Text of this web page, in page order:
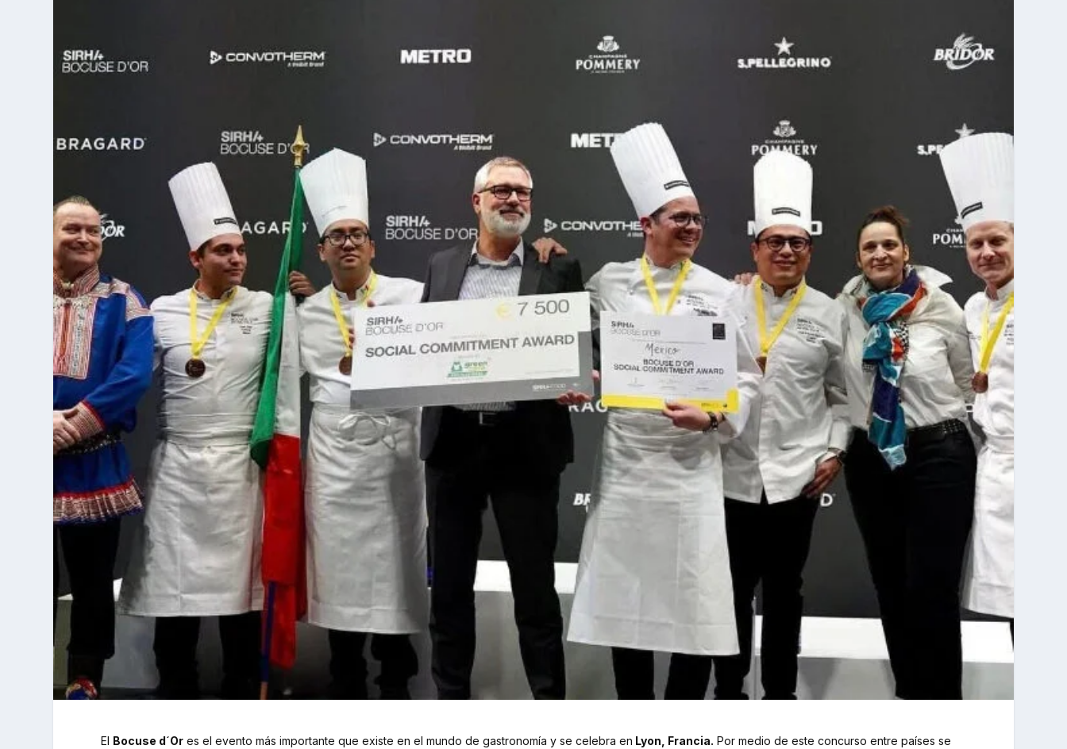
El Bocuse d´Or es el evento más importante que existe en el mundo de gastronomía y se celebra en Lyon, Francia. Por medio de este concurso entre países se